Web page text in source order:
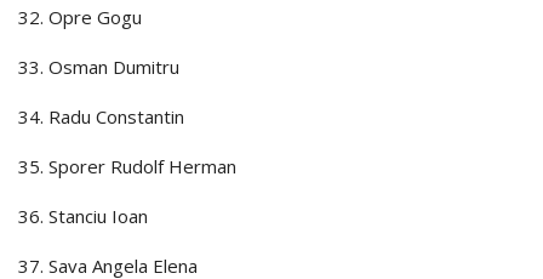
32. Opre Gogu
33. Osman Dumitru
34. Radu Constantin
35. Sporer Rudolf Herman
36. Stanciu Ioan
37. Sava Angela Elena